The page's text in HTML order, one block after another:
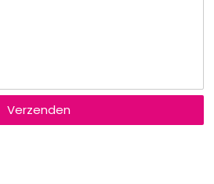
Verzenden